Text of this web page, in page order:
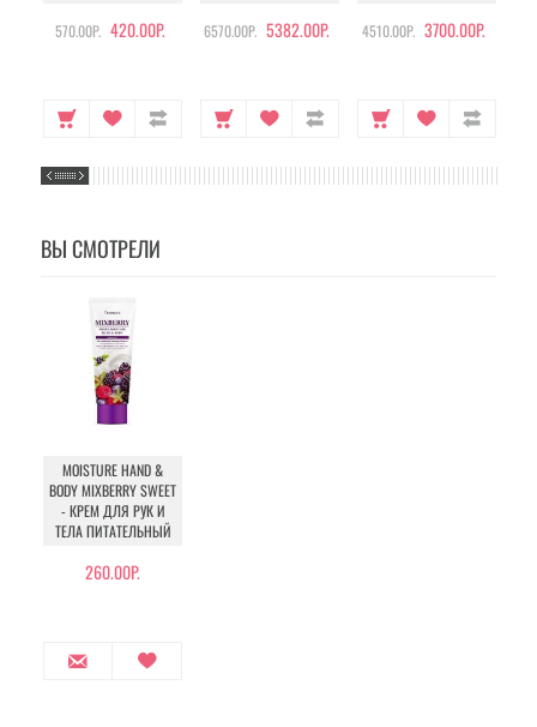
570.00Р. 420.00Р. 6570.00Р. 5382.00Р. 4510.00Р. 3700.00Р.
ВЫ СМОТРЕЛИ
MOISTURE HAND &
BODY MIXBERRY SWEET
- КРЕМ ДЛЯ РУК И
ТЕЛА ПИТАТЕЛЬНЫЙ
260.00Р.